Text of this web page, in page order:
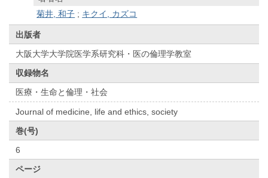
菊井, 和子 ; キクイ, カズコ
出版者
大阪大学大学院医学系研究科・医の倫理学教室
収録物名
医療・生命と倫理・社会
Journal of medicine, life and ethics, society
巻(号)
6
ページ